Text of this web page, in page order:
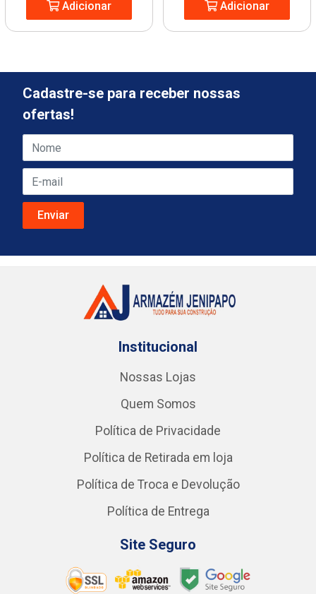
Adicionar Adicionar
Cadastre-se para receber nossas
ofertas!
Institucional
Nossas Lojas
Quem Somos
Política de Privacidade
Política de Retirada em loja
Política de Troca e Devolução
Política de Entrega
Site Seguro